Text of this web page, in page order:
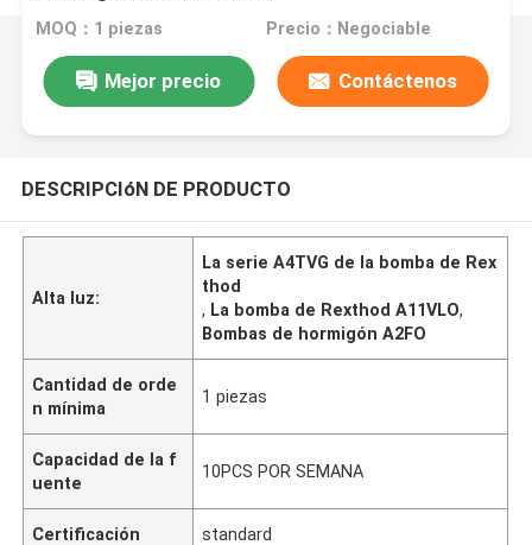
MOQ：1 piezas Precio：Negociable
Mejor precio Contáctenos
DESCRIPCIóN DE PRODUCTO
Alta luz:
La serie A4TVG de la bomba de Rex
thod
, La bomba de Rexthod A11VLO,
Bombas de hormigón A2FO
Cantidad de orde
n mínima
1 piezas
Capacidad de la f
uente
10PCS POR SEMANA
Certificación standard